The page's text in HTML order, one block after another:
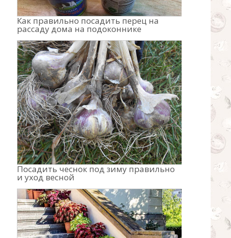
Как правильно посадить перец на
рассаду дома на подоконнике
Посадить чеснок под зиму правильно
и уход весной